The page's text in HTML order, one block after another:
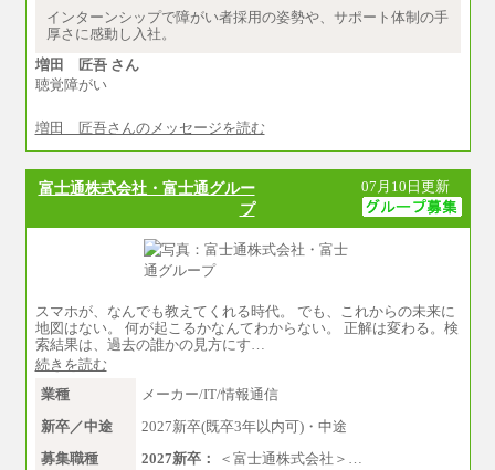
円
インターンシップで障がい者採用の姿勢や、サポート体制の手
厚さに感動し入社。
増田 匠吾 さん
聴覚障がい
増田 匠吾さんのメッセージを読む
富士通株式会社・富士通グルー
プ
07月10日更新
スマホが、なんでも教えてくれる時代。 でも、これからの未来に
地図はない。 何が起こるかなんてわからない。 正解は変わる。検
索結果は、過去の誰かの見方にす…
続きを読む
業種
メーカー/IT/情報通信
新卒／中途
2027新卒(既卒3年以内可)・中途
募集職種
2027新卒：
＜富士通株式会社＞…